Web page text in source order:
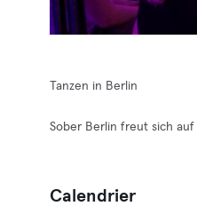
Tanzen in Berlin
Sober Berlin freut sich auf
Calendrier